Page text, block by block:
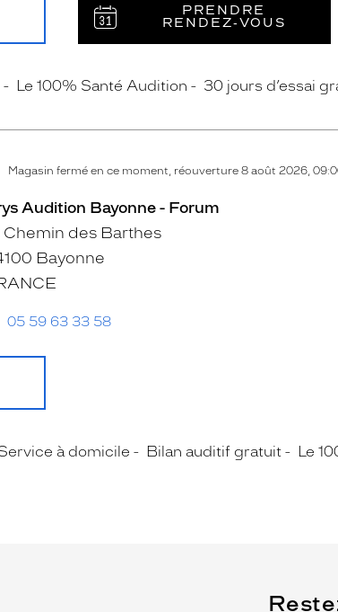
PRENDRE
RENDEZ‑VOUS
Le 100% Santé Audition 30 jours d’essai
Magasin fermé en ce moment, réouverture 8 août 2026,
Audition Bayonne - Forum
Chemin des Barthes
Bayonne
05 59 63 33 58
à domicile Bilan auditif gratuit Le
(Ce